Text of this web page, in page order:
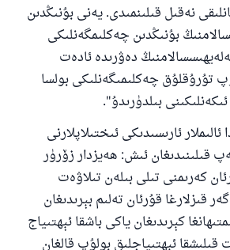
نەقىل قىلىنمىدى. يەنى بۇنىڭدىن
بۇنىڭدىن چەكلىمگەنلىكى
دەۋرىدە ئادەت
تۇرۇقلۇق چەكلىمىگەنلىكى بولسا
بىلدۈرىدۇ".
ئارىسىدىكى ئىختىلاپلارنى
قىلىنىدىغان ئىش: ھەيزدار زۆرۈر
كەرىمنى تىلى بىلەن تىلاۋەت
قىزلارغا قۇرئان تەلىم بېرىدىغان
كېرىدىغان ياكى باشقا ئېھتىياج
قىلىشقا ئېھتىياجلىق بولۇپ قالغان